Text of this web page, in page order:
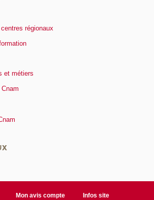
régionaux
et métiers
Mon avis compte Infos site